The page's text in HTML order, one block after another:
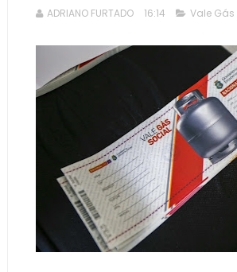
ADRIANO FURTADO 16:14 Vale